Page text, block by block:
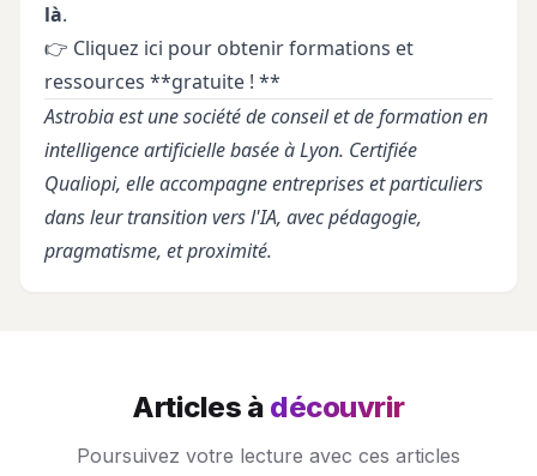
là.
👉 Cliquez ici pour obtenir formations et
ressources **gratuite ! **
Astrobia est une société de conseil et de formation en
intelligence artificielle basée à Lyon. Certifiée
Qualiopi, elle accompagne entreprises et particuliers
dans leur transition vers l'IA, avec pédagogie,
pragmatisme, et proximité.
Articles à découvrir
Poursuivez votre lecture avec ces articles